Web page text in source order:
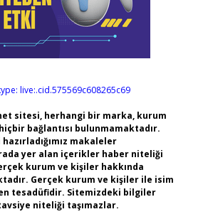
live:.cid.575569c608265c69
sitesi, herhangi bir marka, kurum
bağlantısı bulunmamaktadır.
makaleler
yer alan içerikler haber niteliği
kurum ve kişiler hakkında
Gerçek kurum ve kişiler ile isim
tesadüfidir. Sitemizdeki bilgiler
niteliği taşımazlar.